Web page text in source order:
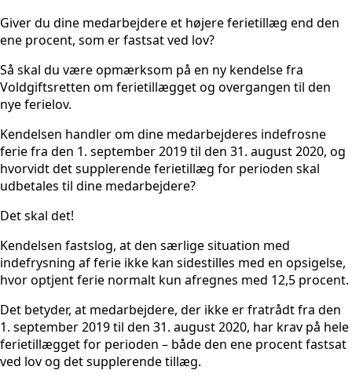
Giver du dine medarbejdere et højere ferietillæg end den
ene procent, som er fastsat ved lov?
Så skal du være opmærksom på en ny kendelse fra
Voldgiftsretten om ferietillægget og overgangen til den
nye ferielov.
Kendelsen handler om dine medarbejderes indefrosne
ferie fra den 1. september 2019 til den 31. august 2020, og
hvorvidt det supplerende ferietillæg for perioden skal
udbetales til dine medarbejdere?
Det skal det!
Kendelsen fastslog, at den særlige situation med
indefrysning af ferie ikke kan sidestilles med en opsigelse,
hvor optjent ferie normalt kun afregnes med 12,5 procent.
Det betyder, at medarbejdere, der ikke er fratrådt fra den
1. september 2019 til den 31. august 2020, har krav på hele
ferietillægget for perioden – både den ene procent fastsat
ved lov og det supplerende tillæg.